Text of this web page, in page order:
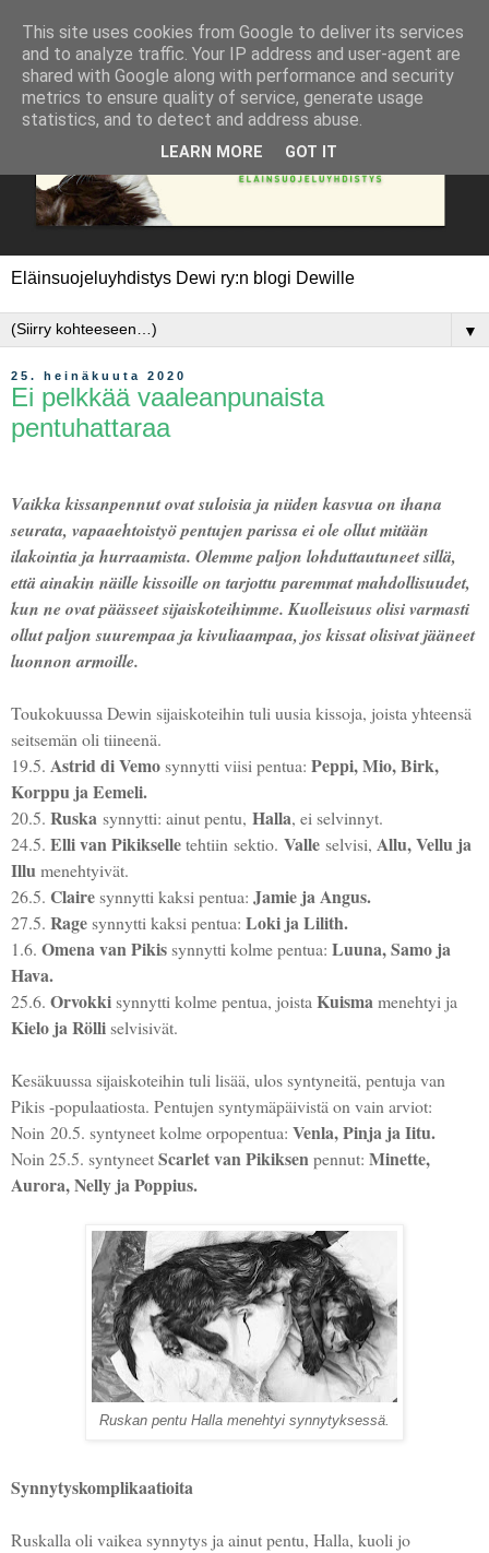
Eläinsuojeluyhdistys Dewi ry:n blogi Dewille
▼
25. heinäkuuta 2020
Ei pelkkää vaaleanpunaista
pentuhattaraa
Vaikka kissanpennut ovat suloisia ja niiden kasvua on ihana
seurata, vapaaehtoistyö pentujen parissa ei ole ollut mitään
ilakointia ja hurraamista. Olemme paljon lohduttautuneet sillä,
että ainakin näille kissoille on tarjottu paremmat mahdollisuudet,
kun ne ovat päässeet sijaiskoteihimme. Kuolleisuus olisi varmasti
ollut paljon suurempaa ja kivuliaampaa, jos kissat olisivat jääneet
luonnon armoille.
Toukokuussa Dewin sijaiskoteihin tuli uusia kissoja, joista yhteensä
seitsemän oli tiineenä.
19.5. Astrid di Vemosynnytti viisi pentua: Peppi, Mio, Birk,
Korppu ja Eemeli.
20.5. Ruska synnytti: ainut pentu, Halla, ei selvinnyt.
24.5. Elli van Pikikselletehtiin sektio. Valle selvisi, Allu, Vellu ja
Illumenehtyivät.
26.5. Clairesynnytti kaksi pentua: Jamie ja Angus.
27.5. Ragesynnytti kaksi pentua: Loki ja Lilith.
1.6. Omena van Pikissynnytti kolme pentua: Luuna, Samo ja
Hava.
25.6. Orvokkisynnytti kolme pentua, joistaKuismamenehtyi ja
Kielo ja Rölliselvisivät.
Kesäkuussa sijaiskoteihin tuli lisää, ulos syntyneitä, pentuja van
Pikis -populaatiosta. Pentujen syntymäpäivistä on vain arviot:
Noin 20.5. syntyneet kolme orpopentua: Venla, Pinja ja Iitu.
Noin 25.5. syntyneetScarlet van Pikiksenpennut: Minette,
Aurora, Nelly ja Poppius.
Ruskan pentu Halla menehtyi synnytyksessä.
Synnytyskomplikaatioita
Ruskalla oli vaikea synnytys ja ainut pentu, Halla, kuoli jo
This site uses cookies from Google to deliver its services
and to analyze traffic. Your IP address and user-agent are
shared with Google along with performance and security
metrics to ensure quality of service, generate usage
statistics, and to detect and address abuse.
LEARN MORE GOT IT